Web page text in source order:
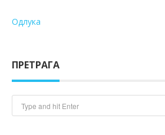
Одлука
ПРЕТРАГА